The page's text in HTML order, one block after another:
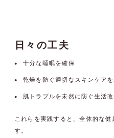
日々の工夫
十分な睡眠を確保
乾燥を防ぐ適切なスキンケア
肌トラブルを未然に防ぐ生活
これらを実践すると、全体的な
す。